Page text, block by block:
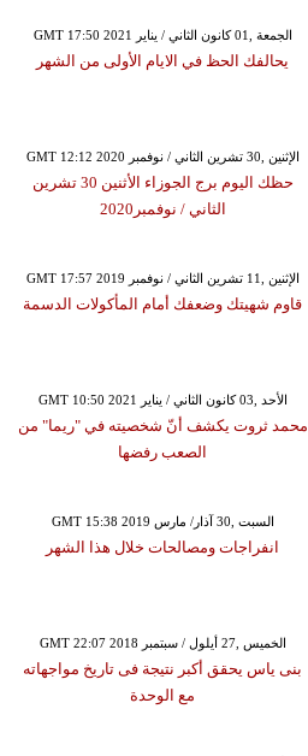
GMT 17:50 2021 الجمعة ,01 كانون الثاني / يناير
يحالفك الحظ في الايام الأولى من الشهر
GMT 12:12 2020 الإثنين ,30 تشرين الثاني / نوفمبر
حظك اليوم برج الجوزاء الأثنين 30 تشرين
الثاني / نوفمبر2020
GMT 17:57 2019 الإثنين ,11 تشرين الثاني / نوفمبر
قاوم شهيتك وضعفك أمام المأكولات الدسمة
GMT 10:50 2021 الأحد ,03 كانون الثاني / يناير
محمد ثروت يكشف أنّ شخصيته في "ريما" من
الصعب رفضها
GMT 15:38 2019 السبت ,30 آذار/ مارس
انفراجات ومصالحات خلال هذا الشهر
GMT 22:07 2018 الخميس ,27 أيلول / سبتمبر
بنى ياس يحقق أكبر نتيجة فى تاريخ مواجهاته
مع الوحدة